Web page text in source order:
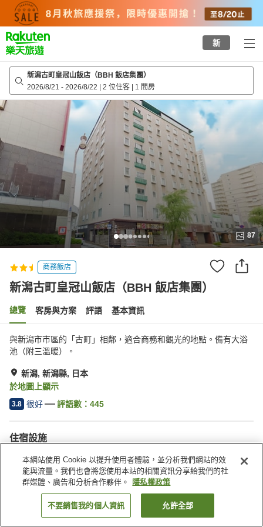
top
page
新
新潟古町皇冠山飯店（BBH 飯店集團）
2026/8/21 - 2026/8/22 | 2 位住客 | 1 間房
87
商務飯店
新潟古町皇冠山飯店（BBH 飯店集團）
總覽 客房與方案 評語 基本資訊
與新潟市市區的「古町」相鄰，適合商務和觀光的地點。備有大浴
池（附三溫暖）。
新潟, 新潟縣, 日本
於地圖上顯示
3.8 很好 評語數： 445
住宿設施
三溫暖
Spa／美容沙龍
餐廳
居酒屋區
日本 新潟縣
新潟
新潟古町皇冠山飯店（BBH 飯店集團）找客房
本網站使用 Cookie 以提升使用者體驗，並分析我們網站的效
能與流量。我們也會將您使用本站的相關資訊分享給我們的社
群媒體、廣告和分析合作夥伴。
隱私權政策
不要銷售我的個人資訊 允許全部